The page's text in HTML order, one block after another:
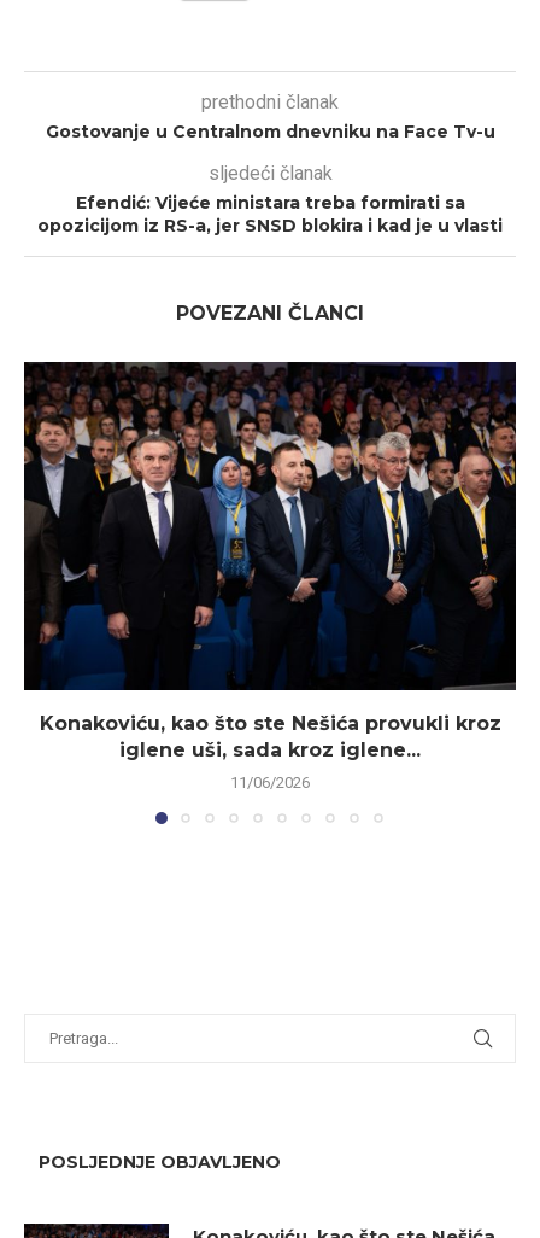
prethodni članak
Gostovanje u Centralnom dnevniku na Face Tv-u
sljedeći članak
Efendić: Vijeće ministara treba formirati sa
opozicijom iz RS-a, jer SNSD blokira i kad je u vlasti
POVEZANI ČLANCI
Konakoviću, kao što ste Nešića provukli kroz
iglene uši, sada kroz iglene...
11/06/2026
POSLJEDNJE OBJAVLJENO